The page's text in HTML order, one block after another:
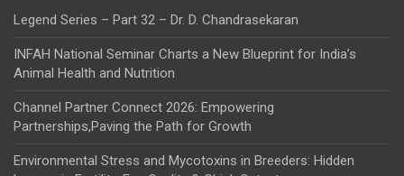
Legend Series – Part 32 – Dr. D. Chandrasekaran
INFAH National Seminar Charts a New Blueprint for India’s
Animal Health and Nutrition
Channel Partner Connect 2026: Empowering
Partnerships,Paving the Path for Growth
Environmental Stress and Mycotoxins in Breeders: Hidden